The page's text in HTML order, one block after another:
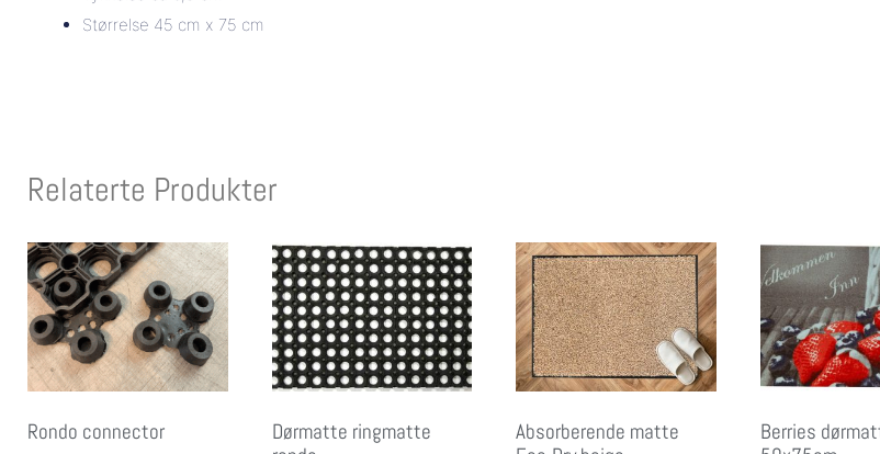
Størrelse 45 cm x 75 cm
Relaterte Produkter
Rondo connector
Dørmatte ringmatte
Absorberende matte
Berries